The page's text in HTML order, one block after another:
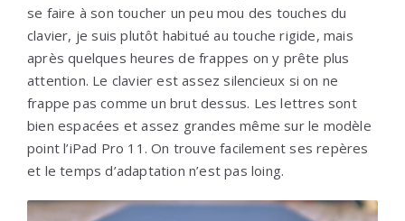
se faire à son toucher un peu mou des touches du
clavier, je suis plutôt habitué au touche rigide, mais
après quelques heures de frappes on y prête plus
attention. Le clavier est assez silencieux si on ne
frappe pas comme un brut dessus. Les lettres sont
bien espacées et assez grandes même sur le modèle
point l’iPad Pro 11. On trouve facilement ses repères
et le temps d’adaptation n’est pas loing.